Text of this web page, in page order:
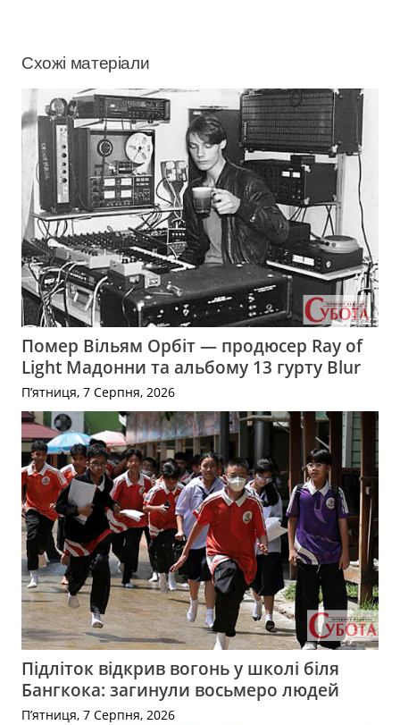
Схожі матеріали
Помер Вільям Орбіт — продюсер Ray of
Light Мадонни та альбому 13 гурту Blur
П’ятниця, 7 Серпня, 2026
Підліток відкрив вогонь у школі біля
Бангкока: загинули восьмеро людей
П’ятниця, 7 Серпня, 2026